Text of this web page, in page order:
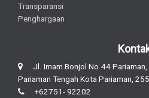
Transparansi
Penghargaan
Jl. Imam Bonjol No 44 Pariaman,
Pariaman Tengah Kota Pariaman,
+62751- 92202